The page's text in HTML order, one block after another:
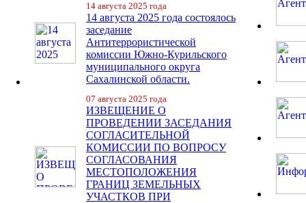
14 августа 2025 года
14 августа 2025 года состоялось
заседание
Антитеррористической
комиссии Южно-Курильского
муниципального округа
Сахалинской области.
07 августа 2025 года
ИЗВЕЩЕНИЕ О
ПРОВЕДЕНИИ ЗАСЕДАНИЯ
СОГЛАСИТЕЛЬНОЙ
КОМИССИИ ПО ВОПРОСУ
СОГЛАСОВАНИЯ
МЕСТОПОЛОЖЕНИЯ
ГРАНИЦ ЗЕМЕЛЬНЫХ
УЧАСТКОВ ПРИ